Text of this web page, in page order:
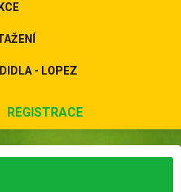
- LOPEZ
REGISTRACE